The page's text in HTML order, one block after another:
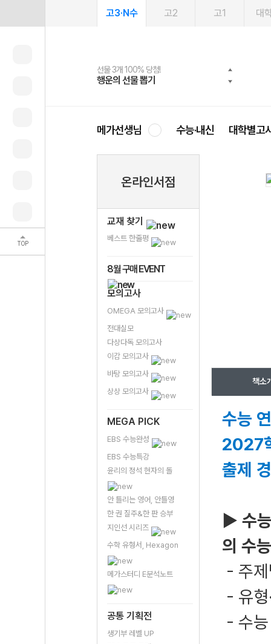
TOP
고3·N수 고2 고1 대
선물 3개 100% 당첨!
행운의 선물 뽑기
선물 100% 증정!
메가스터디 X 올리브
여름방학 스터디 캐시백
메가런 썸머스쿨
2027 러셀 단과
강사 공개선발
스마트러닝앱
설문 EVENT
메가패스
3일 무료 체험권
메가패스 수강생 무료혜택!
메가클럽 멤버십
사회공헌 캠페인
희망이룸 메가나눔
메가선생님 수능·내신 대학별고
온라인서점
교재 찾기
베스트 한줄평
8월 구매 EVENT
모의고사
OMEGA 모의고사
전대실모
다상다독 모의고사
이감 모의고사
바탕 모의고사
상상 모의고사
MEGA PICK
EBS 수능완성
EBS 수능특강
윤리의 정석 현자의 돌
안 틀리는 영어, 안틀영
한 권 질주&한 판 승부
지인선 시리즈
수학 유형서, Hexagon
메가스터디 E분석노트
공통 기획전
생기부 레벨 UP
책소
수능
2027
출제
▶ 수
의 수
- 주
- 유
- 수